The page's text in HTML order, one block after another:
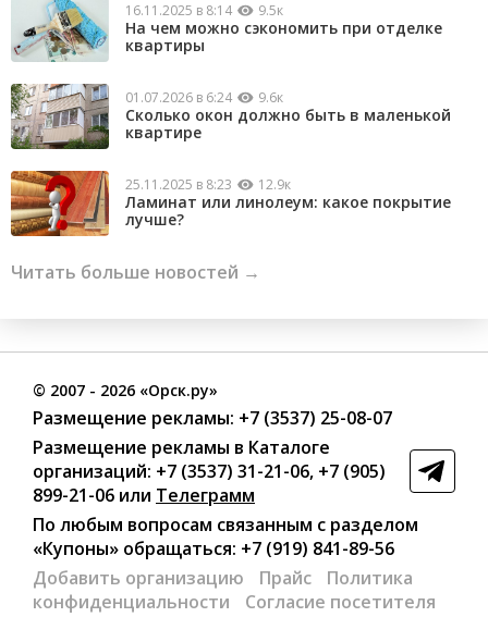
16.11.2025 в 8:14 9.5к
На чем можно сэкономить при отделке
квартиры
01.07.2026 в 6:24 9.6к
Сколько окон должно быть в маленькой
квартире
25.11.2025 в 8:23 12.9к
Ламинат или линолеум: какое покрытие
лучше?
Читать больше новостей →
© 2007 - 2026 «Орск.ру»
Размещение рекламы: +7 (3537) 25-08-07
Размещение рекламы в Каталоге
организаций: +7 (3537) 31-21-06, +7 (905)
899-21-06 или Телеграмм
По любым вопросам связанным с разделом
«Купоны» обращаться: +7 (919) 841-89-56
Добавить организацию
Прайс
Политика
конфиденциальности
Согласие посетителя